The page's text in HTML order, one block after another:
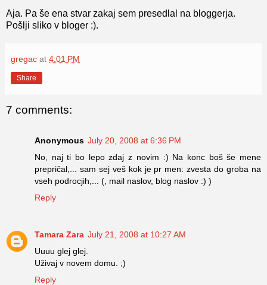
Aja. Pa še ena stvar zakaj sem presedlal na bloggerja.
Pošlji sliko v bloger :).
gregac at 4:01 PM
Share
7 comments:
Anonymous July 20, 2008 at 6:36 PM
No, naj ti bo lepo zdaj z novim :) Na konc boš še mene
prepričal,... sam sej veš kok je pr men: zvesta do groba na
vseh podrocjih,... (, mail naslov, blog naslov :) )
Reply
Tamara Zara July 21, 2008 at 10:27 AM
Uuuu glej glej.
Uživaj v novem domu. ;)
Reply